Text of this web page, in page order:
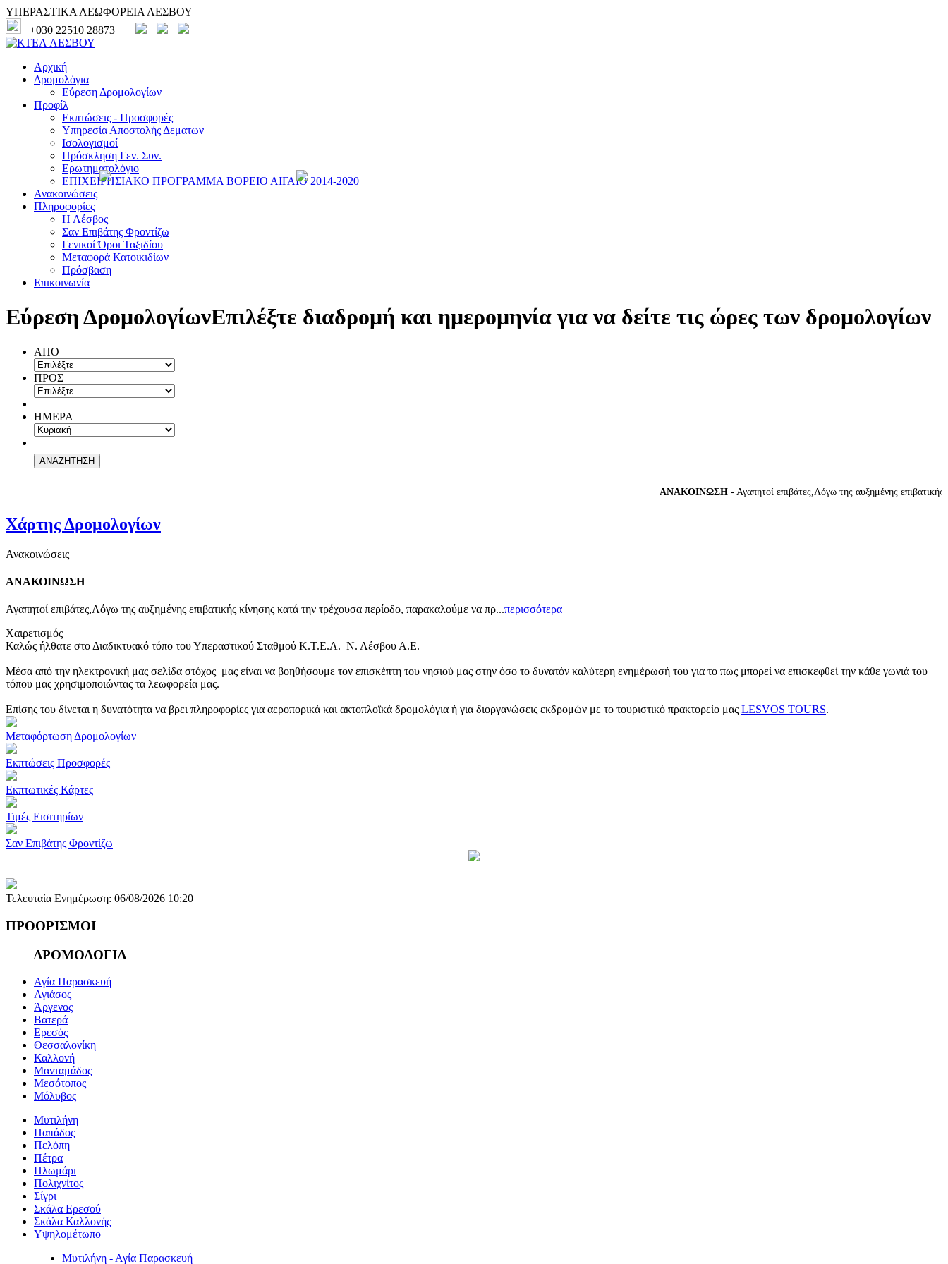
ΥΠΕΡΑΣΤΙΚΑ ΛΕΩΦΟΡΕΙΑ ΛΕΣΒΟΥ
+030 22510 28873
Αρχική
Δρομολόγια
Εύρεση Δρομολογίων
Προφίλ
Εκπτώσεις - Προσφορές
Υπηρεσία Αποστολής Δεματων
Ισολογισμοί
Πρόσκληση Γεν. Συν.
Ερωτηματολόγιο
ΕΠΙΧΕΙΡΗΣΙΑΚΟ ΠΡΟΓΡΑΜΜΑ ΒΟΡΕΙΟ ΑΙΓΑΙΟ 2014-2020
Ανακοινώσεις
Πληροφορίες
Η Λέσβος
Σαν Επιβάτης Φροντίζω
Γενικοί Όροι Ταξιδίου
Μεταφορά Κατοικιδίων
Πρόσβαση
Επικοινωνία
Εύρεση ΔρομολογίωνΕπιλέξτε διαδρομή και ημερομηνία για να δείτε τις ώρες των δρομολογίων
ΑΠΟ
ΠΡΟΣ
ΗΜΕΡΑ
ΑΝΑΚΟΙΝΩΣΗ- Αγαπητοί επιβάτες,Λόγω της αυξημένης επιβατικής
Χάρτης Δρομολογίων
Ανακοινώσεις
ΑΝΑΚΟΙΝΩΣΗ
Αγαπητοί επιβάτες,Λόγω της αυξημένης επιβατικής κίνησης κατά την τρέχουσα περίοδο, παρακαλούμε να πρ...περισσότερα
Χαιρετισμός
Καλώς ήλθατε στο Διαδικτυακό τόπο του Υπεραστικού Σταθμού Κ.Τ.Ε.Λ. Ν. Λέσβου Α.Ε.
Μέσα από την ηλεκτρονική μας σελίδα στόχος μας είναι να βοηθήσουμε τον επισκέπτη του νησιού μας στην όσο το δυνατόν καλύτερη ενημέρωσή του για το πως μπορεί να επισκεφθεί την κάθε γωνιά του
τόπου μας χρησιμοποιώντας τα λεωφορεία μας.
Επίσης του δίνεται η δυνατότητα να βρει πληροφορίες για αεροπορικά και ακτοπλοϊκά δρομολόγια ή για διοργανώσεις εκδρομών με το τουριστικό πρακτορείο μας LESVOS TOURS.
Μεταφόρτωση Δρομολογίων
Εκπτώσεις Προσφορές
Εκπτωτικές Κάρτες
Τιμές Εισιτηρίων
Σαν Επιβάτης Φροντίζω
Τελευταία Ενημέρωση: 06/08/2026 10:20
ΠΡΟΟΡΙΣΜΟΙ
ΔΡΟΜΟΛΟΓΙΑ
Αγία Παρασκευή
Αγιάσος
Άργενος
Βατερά
Ερεσός
Θεσσαλονίκη
Καλλονή
Μανταμάδος
Μεσότοπος
Μόλυβος
Μυτιλήνη
Παπάδος
Πελόπη
Πέτρα
Πλωμάρι
Πολιχνίτος
Σίγρι
Σκάλα Ερεσού
Σκάλα Καλλονής
Υψηλομέτωπο
Μυτιλήνη - Αγία Παρασκευή